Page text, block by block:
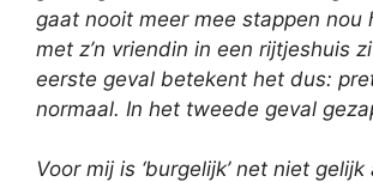
gaat nooit meer mee stappen nou
met z’n vriendin in een rijtjeshuis
eerste geval betekent het dus:
normaal. In het tweede geval
Voor mij is ‘burgelijk’ net niet gelijk